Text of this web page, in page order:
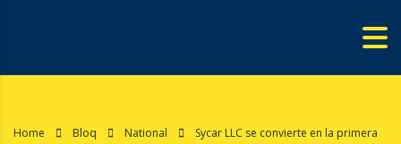
Home Bloq National
Sycar LLC se convierte en la primera